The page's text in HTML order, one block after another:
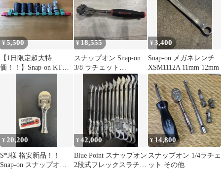
¥5,500
【1日限定超大特
価！！】Snap-on KTC
¥18,555
スナップオン Snap-on
3/8 ラチェット
FHCNF72 スイベル
¥3,400
Snap-on メガネレンチ
XSM1112A 11mm 12mm
¥ 20,200
S*J様 格安新品！！
Snap-on スナップオン
¥42,000
Blue Point スナップオン
2段式フレックスラチェ
¥14,800
スナップオン 1/4ラチェ
ット その他